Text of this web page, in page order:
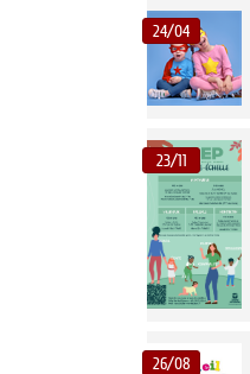
24/04
23/11
26/08